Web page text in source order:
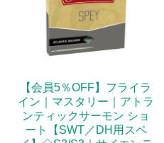
【会員5％OFF】フライラ
イン｜マスタリー｜アトラ
ンティックサーモン ショ
ート【SWT／DH用スペ